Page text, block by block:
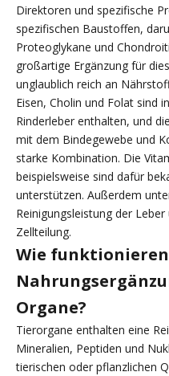
Direktoren und spezifische
spezifischen Baustoffen,
Proteoglykane und
großartige Ergänzung für
unglaublich reich an
Eisen, Cholin und Folat sind
Rinderleber enthalten, und
mit dem Bindegewebe und
starke Kombination. Die
beispielsweise sind dafür
unterstützen. Außerdem
Reinigungsleistung der
Zellteilung.
Wie
Organe?
Tierorgane enthalten eine
Mineralien, Peptiden und
tierischen oder pflanzlichen